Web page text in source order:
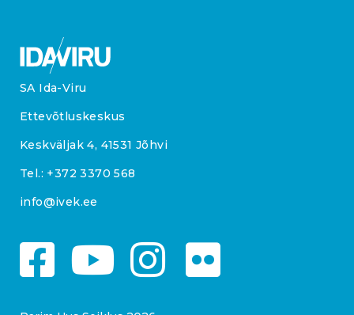
SA Ida-Viru
Ettevõtluskeskus
Keskväljak 4, 41531 Jõhvi
Tel.: +372 3370 568
info@ivek.ee